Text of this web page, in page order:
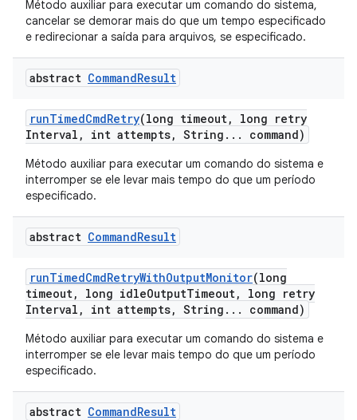
Método auxiliar para executar um comando do sistema,
cancelar se demorar mais do que um tempo especificado
e redirecionar a saída para arquivos, se especificado.
abstract CommandResult
runTimedCmdRetry(long timeout,
long retry
Interval , int attempts, String . . . command)
Método auxiliar para executar um comando do sistema e
interromper se ele levar mais tempo do que um período
especificado.
abstract CommandResult
runTimedCmdRetryWithOutputMonitor(long
timeout, long idleOutputTimeout,
long retry
Interval , int attempts, String . . . command)
Método auxiliar para executar um comando do sistema e
interromper se ele levar mais tempo do que um período
especificado.
abstract CommandResult